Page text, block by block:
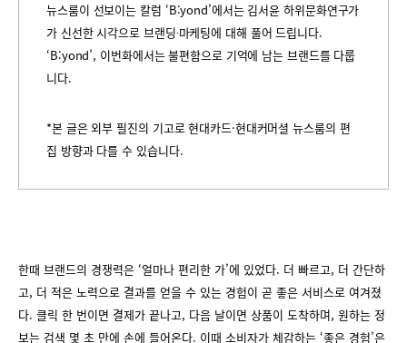
뉴스룸이 선보이는 칼럼 ‘B:yond’에서는 김서윤 하위문화연구가
가 신선한 시각으로 브랜딩∙마케팅에 대해 풀어 드립니다.
‘B:yond’, 이번화에서는 불편함으로 기억에 남는 브랜드를 다룹
니다.
*본 글은 외부 필진의 기고로 현대카드·현대커머셜 뉴스룸의 편
집 방향과 다를 수 있습니다.
한때 브랜드의 경쟁력은 ‘얼마나 편리한 가’에 있었다. 더 빠르고, 더 간단하
고, 더 적은 노력으로 결과를 얻을 수 있는 경험이 곧 좋은 서비스로 여겨졌
다. 클릭 한 번이면 결제가 끝나고, 다음 날이면 상품이 도착하며, 원하는 정
보는 검색 몇 초 만에 손에 들어온다. 이때 소비자가 체감하는 ‘좋은 경험’은